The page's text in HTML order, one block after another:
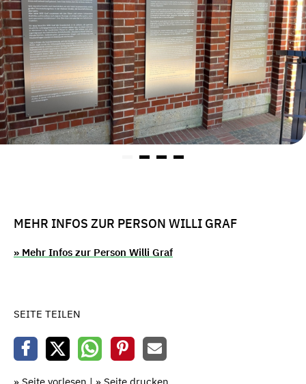
MEHR INFOS ZUR PERSON WILLI GRAF
» Mehr Infos zur Person Willi Graf
SEITE TEILEN